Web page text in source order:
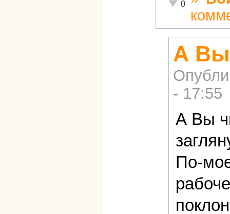
Неадекватно!
0
А Вы
- 17:55
А Вы
По-